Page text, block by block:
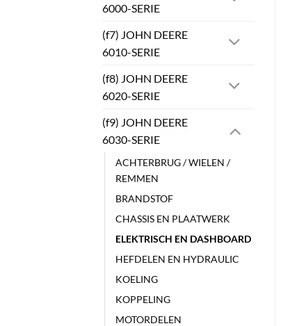
6000-SERIE
(f7) JOHN DEERE
6010-SERIE
(f8) JOHN DEERE
6020-SERIE
(f9) JOHN DEERE
6030-SERIE
ACHTERBRUG / WIELEN /
REMMEN
BRANDSTOF
CHASSIS EN PLAATWERK
ELEKTRISCH EN DASHBOARD
HEFDELEN EN HYDRAULIC
KOELING
KOPPELING
MOTORDELEN